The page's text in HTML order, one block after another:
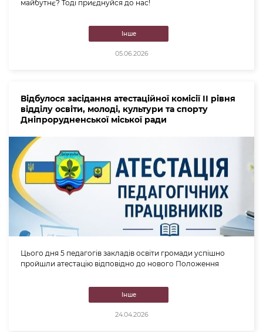
майбутнє? Тоді приєднуйся до нас!
Інше
05.06.2026
Відбулося засідання атестаційної комісії ІІ рівня
відділу освіти, молоді, культури та спорту
Дніпрорудненської міської ради
Цього дня 5 педагогів закладів освіти громади успішно
пройшли атестацію відповідно до нового Положення
Інше
24.04.2026